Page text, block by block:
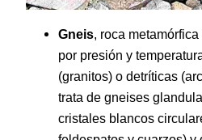
Gneis , roca
por presión y
(granitos) o detríticas
trata de gneises
cristales blancos